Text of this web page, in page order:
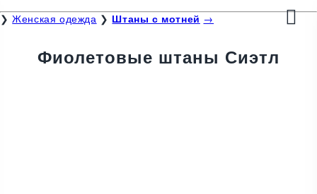
❯ Женская одежда ❯ Штаны с мотней →
Фиолетовые штаны Сиэтл